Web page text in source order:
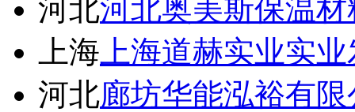
河北河北奥美斯保温
上海 上海道赫实业实
河北廊坊华能泓裕有